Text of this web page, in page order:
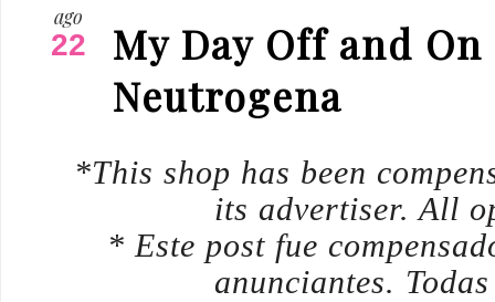
ago
22
My Day Off and
Neutrogena
*This shop has been
its advertiser. All
* Este post fue
anunciantes.